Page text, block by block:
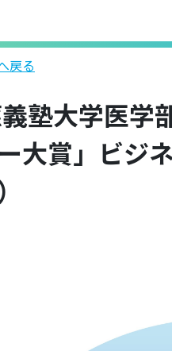
戻る
塾大学医学
大賞」ビジ